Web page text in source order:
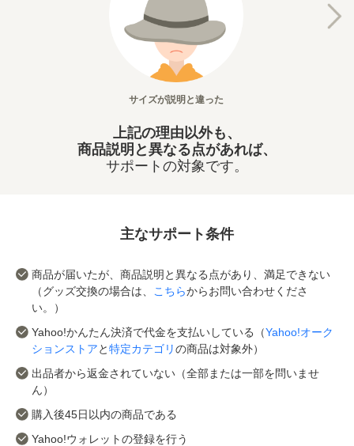
サイズが説明と違った
上記の理由以外も、
商品説明と異なる点があれば、
サポートの対象です。
主なサポート条件
商品が届いたが、商品説明と異なる点があり、満足できない
（グッズ交換の場合は、
こちらからお問い合わせくださ
い。）
Yahoo!かんたん決済で代金を支払いしている（Yahoo!オーク
ションストアと特定カテゴリの商品は対象外）
出品者から返金されていない（全部または一部を問いませ
ん）
購入後45日以内の商品である
Yahoo!ウォレットの登録を行う